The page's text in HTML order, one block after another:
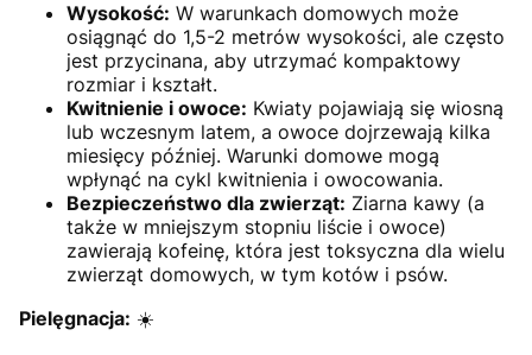
Wysokość: W warunkach domowych może
osiągnąć do 1,5-2 metrów wysokości, ale często
jest przycinana, aby utrzymać kompaktowy
rozmiar i kształt.
Kwitnienie i owoce: Kwiaty pojawiają się wiosną
lub wczesnym latem, a owoce dojrzewają kilka
miesięcy później. Warunki domowe mogą
wpłynąć na cykl kwitnienia i owocowania.
Bezpieczeństwo dla zwierząt: Ziarna kawy (a
także w mniejszym stopniu liście i owoce)
zawierają kofeinę, która jest toksyczna dla wielu
zwierząt domowych, w tym kotów i psów.
Pielęgnacja: ☀️